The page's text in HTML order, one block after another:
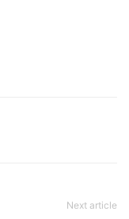
Next article